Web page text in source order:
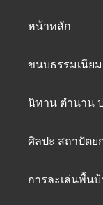
หน้าหลัก
ขนบธรรมเนีย
นิทาน ตำนาน
ศิลปะ สถาปัตย
การละเล่นพื้น